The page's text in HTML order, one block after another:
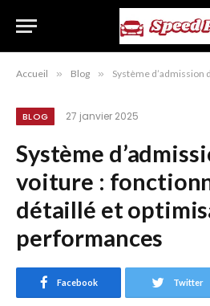
Accueil » Blog » Système d’admission d’air voiture :
BLOG 27 janvier 2025
Système
voiture :
détaillé et
performances
Facebook Twitter